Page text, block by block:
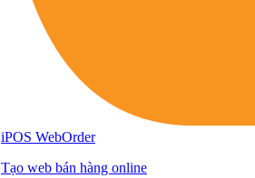
iPOS WebOrder
Tạo web bán hàng online